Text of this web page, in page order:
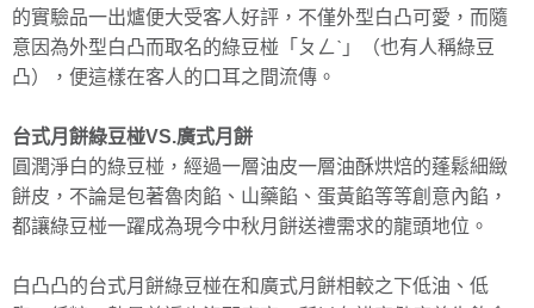
的實驗品一出爐便大受客人好評，不僅外型白凸可愛，而隨
意因為外型白凸而取名的綠豆椪「ㄆㄥˋ」（也有人稱綠豆
凸），便這樣在客人的口耳之間流傳。
台式月餅綠豆椪VS.廣式月餅
圓潤淨白的綠豆椪，經過一層油皮一層油酥烘焙的蓬鬆細緻
餅皮，不論是包著魯肉餡、山藥餡、蛋黃餡等等創意內餡，
都讓綠豆椪一躍成為現今中秋月餅送禮需求的龍頭地位。
白凸凸的台式月餅綠豆椪在和廣式月餅相較之下低油、低